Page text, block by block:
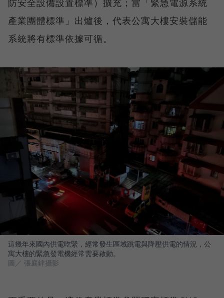
防安全設備設置標準）擴充；當「緊急電源系統
產業團體標準」出爐後，代表公寓大樓安裝儲能
系統將有標準依據可循。
這幾年來國內供電吃緊，經常發生區域跳電與降壓供電的情況，公
寓大樓的緊急發電機經常需要啟動。
圖／ 張庭銉攝影